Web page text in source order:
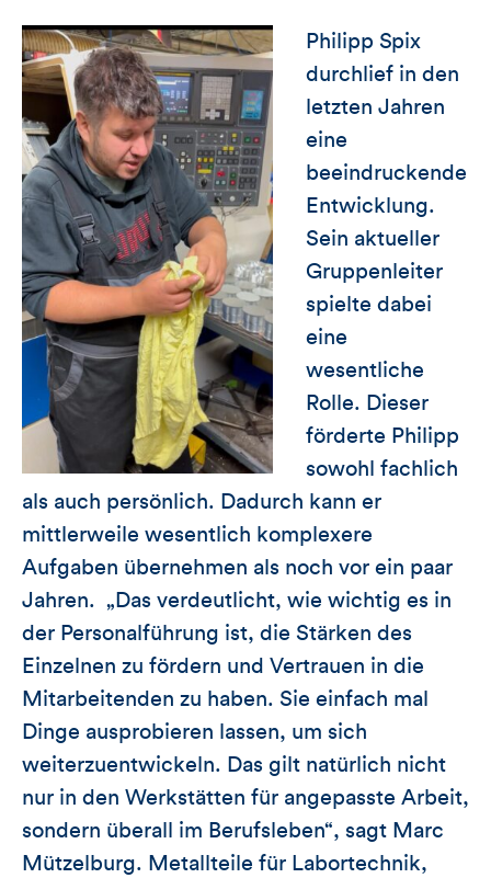
Philipp Spix
durchlief in den
letzten Jahren
eine
beeindruckende
Entwicklung.
Sein aktueller
Gruppenleiter
spielte dabei
eine
wesentliche
Rolle. Dieser
förderte Philipp
sowohl fachlich
als auch persönlich. Dadurch kann er
mittlerweile wesentlich komplexere
Aufgaben übernehmen als noch vor ein paar
Jahren. „Das verdeutlicht, wie wichtig es in
der Personalführung ist, die Stärken des
Einzelnen zu fördern und Vertrauen in die
Mitarbeitenden zu haben. Sie einfach mal
Dinge ausprobieren lassen, um sich
weiterzuentwickeln. Das gilt natürlich nicht
nur in den Werkstätten für angepasste Arbeit,
sondern überall im Berufsleben“, sagt Marc
Mützelburg. Metallteile für Labortechnik,